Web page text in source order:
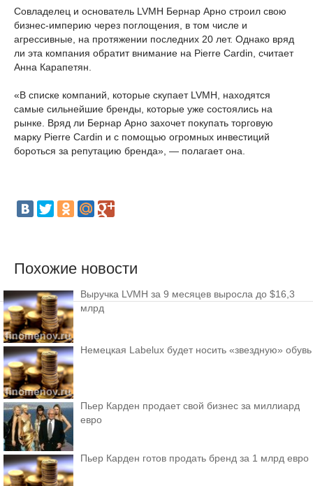
Совладелец и основатель LVMH Бернар Арно строил свою
бизнес-империю через поглощения, в том числе и
агрессивные, на протяжении последних 20 лет. Однако вряд
ли эта компания обратит внимание на Pierre Cardin, считает
Анна Карапетян.
«В списке компаний, которые скупает LVMH, находятся
самые сильнейшие бренды, которые уже состоялись на
рынке. Вряд ли Бернар Арно захочет покупать торговую
марку Pierre Cardin и с помощью огромных инвестиций
бороться за репутацию бренда», — полагает она.
Похожие новости
Выручка LVMH за 9 месяцев выросла до $16,3
млрд
Немецкая Labelux будет носить «звездную» обувь
Пьер Карден продает свой бизнес за миллиард
евро
Пьер Карден готов продать бренд за 1 млрд евро